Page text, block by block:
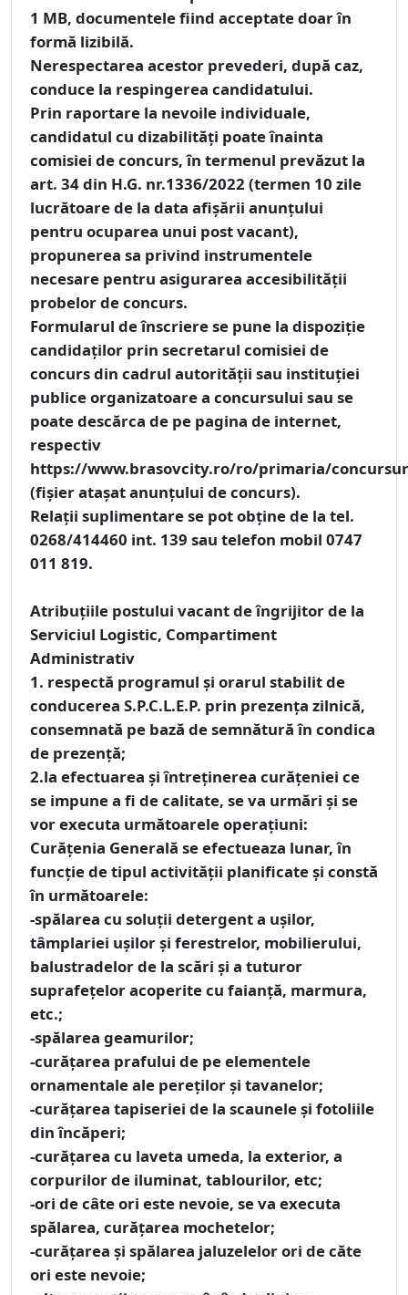
1 MB, documentele fiind acceptate doar în
formă lizibilă.
Nerespectarea acestor prevederi, după caz,
conduce la respingerea candidatului.
Prin raportare la nevoile individuale,
candidatul cu dizabilităţi poate înainta
comisiei de concurs, în termenul prevăzut la
art. 34 din H.G. nr.1336/2022 (termen 10 zile
lucrătoare de la data afișării anunțului
pentru ocuparea unui post vacant),
propunerea sa privind instrumentele
necesare pentru asigurarea accesibilităţii
probelor de concurs.
Formularul de înscriere se pune la dispoziţie
candidaţilor prin secretarul comisiei de
concurs din cadrul autorităţii sau instituţiei
publice organizatoare a concursului sau se
poate descărca de pe pagina de internet,
respectiv
https://www.brasovcity.ro/ro/primaria/
(fișier atașat anunțului de concurs).
Relaţii suplimentare se pot obţine de la tel.
0268/414460 int. 139 sau telefon mobil 0747
011 819.
Atribuțiile postului vacant de îngrijitor de la
Serviciul Logistic, Compartiment
Administrativ
1. respectă programul şi orarul stabilit de
conducerea S.P.C.L.E.P. prin prezenţa zilnică,
consemnată pe bază de semnătură în condica
de prezenţă;
2.la efectuarea şi întreţinerea curăţeniei ce
se impune a fi de calitate, se va urmări şi se
vor executa următoarele operaţiuni:
Curăţenia Generală se efectueaza lunar, în
funcţie de tipul activităţii planificate şi constă
în următoarele:
-spălarea cu soluţii detergent a uşilor,
tâmplariei uşilor şi ferestrelor, mobilierului,
balustradelor de la scări şi a tuturor
suprafeţelor acoperite cu faianţă, marmura,
etc.;
-spălarea geamurilor;
-curăţarea prafului de pe elementele
ornamentale ale pereţilor şi tavanelor;
-curăţarea tapiseriei de la scaunele şi fotoliile
din încăperi;
-curăţarea cu laveta umeda, la exterior, a
corpurilor de iluminat, tablourilor, etc;
-ori de câte ori este nevoie, se va executa
spălarea, curăţarea mochetelor;
-curăţarea şi spălarea jaluzelelor ori de căte
ori este nevoie;